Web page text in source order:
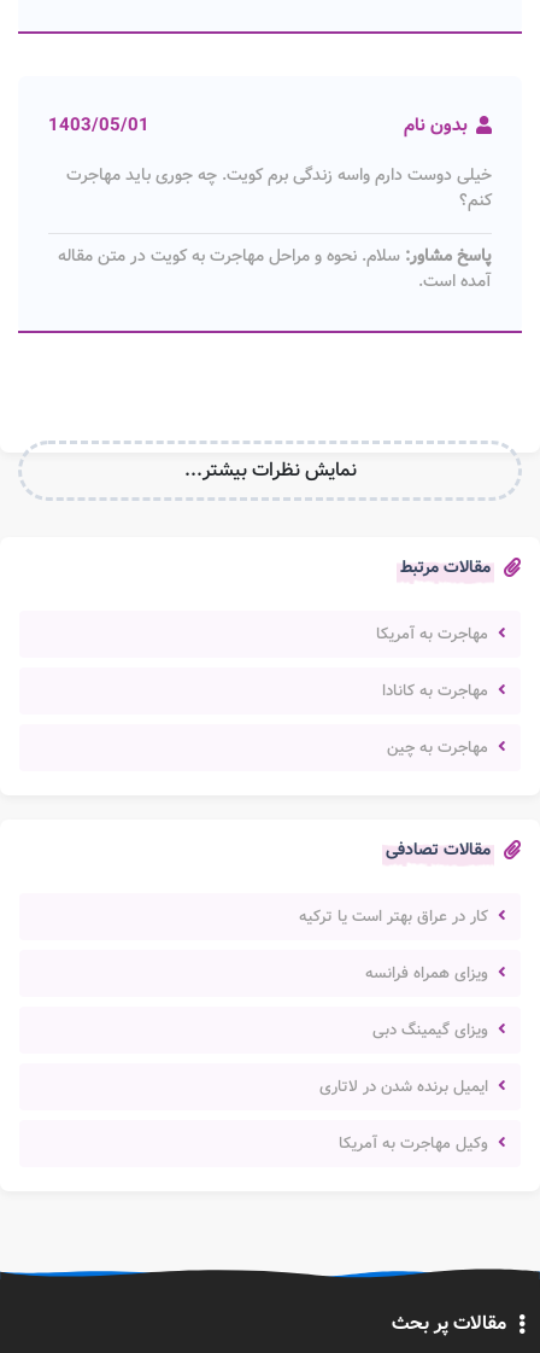
مقالات مرتبط
مهاجرت به آمریکا
مهاجرت به کانادا
مهاجرت به چین
مقالات تصادفی
کار در عراق بهتر است یا ترکیه
ویزای همراه فرانسه
ویزای گیمینگ دبی
ایمیل برنده شدن در لاتاری
وکیل مهاجرت به آمریکا
بدون نام 1403/05/01
خیلی دوست دارم واسه زندگی برم کویت. چه جوری باید مهاجرت
کنم؟
پاسخ مشاور: سلام. نحوه و مراحل مهاجرت به کویت در متن مقاله
آمده است.
نمایش نظرات بیشتر...
مقالات پر بحث